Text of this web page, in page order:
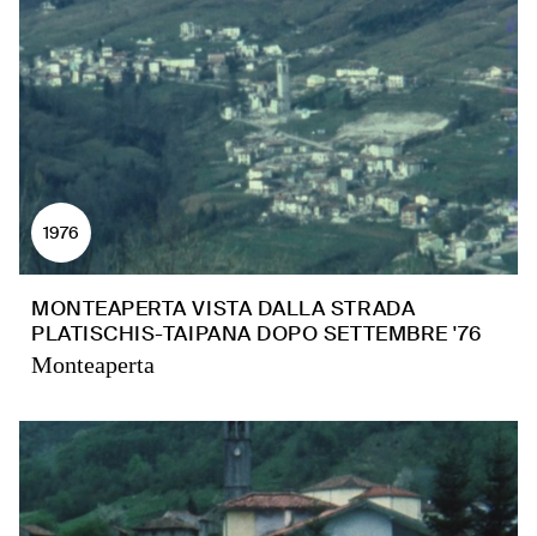
1976
MONTEAPERTA VISTA DALLA STRADA
PLATISCHIS-TAIPANA DOPO SETTEMBRE '76
Monteaperta